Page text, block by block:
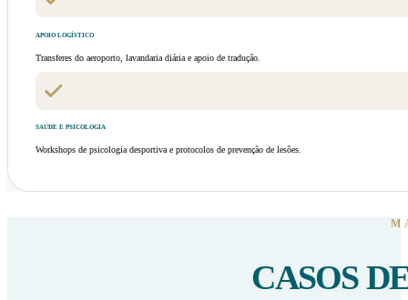
APOIO LOGÍSTICO
Transferes do aeroporto, lavandaria diária e apoio de tradução.
SAÚDE E PSICOLOGIA
Workshops de psicologia desportiva e protocolos de prevenção de lesões.
CASOS